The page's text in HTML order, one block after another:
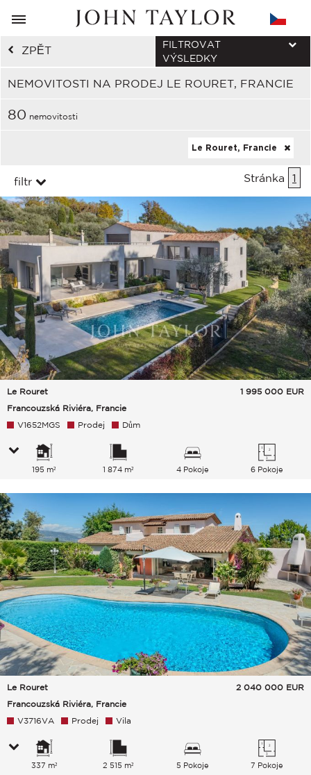
ZPĚT
NEMOVITOSTI NA PRODEJ LE ROURET, FRANCIE
FILTROVAT
VÝSLEDKY
80 nemovitosti
Le Rouret, Francie
filtr Stránka 1
Le Rouret
Francouzská Riviéra, Francie
1 995 000 EUR
V1652MGS Prodej Dům
195 m² 1 874 m² 4 Pokoje 6 Pokoje
Le Rouret
Francouzská Riviéra, Francie
2 040 000 EUR
V3716VA Prodej Vila
337 m² 2 515 m² 5 Pokoje 7 Pokoje